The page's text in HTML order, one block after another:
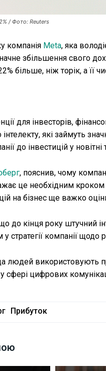
/ Фото: Reuters
компанія Meta, яка
збільшення свого
більше, ніж торік, а її
для інвесторів,
які займуть
до інвестицій у новітні
, пояснив, чому
це необхідним
на бізнес ще важко
до кінця року штучний
стратегії компанії щодо
людей використовують
сфері цифрових
Прибуток